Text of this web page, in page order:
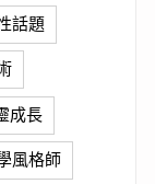
話題
成長
風格師